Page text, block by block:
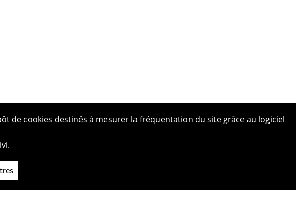
de cookies destinés à mesurer la fréquentation du site grâce au logiciel